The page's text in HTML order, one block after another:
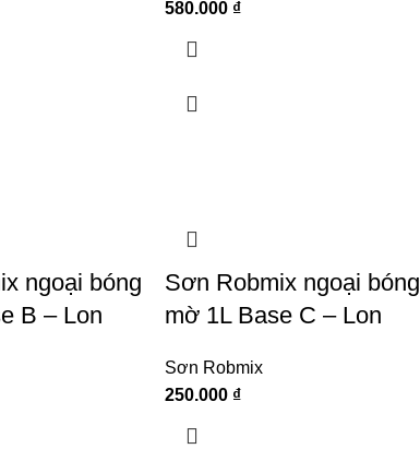
580.000 ₫
ngoại bóng
B – Lon
Sơn Robmix ngoại bóng
mờ 1L Base C – Lon
Sơn Robmix
250.000 ₫